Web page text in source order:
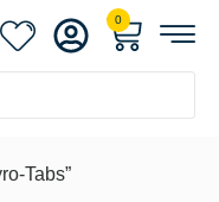
0
Tabs”